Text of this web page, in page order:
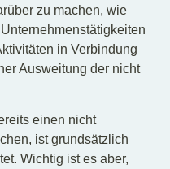
zu machen, wie
in Verbindung
Ausweitung der nicht
einen nicht
ist grundsätzlich
Wichtig ist es aber,